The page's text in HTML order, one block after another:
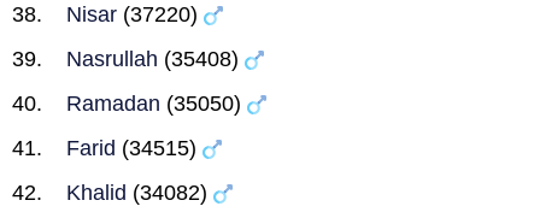
Nisar (37220)
Nasrullah (35408)
Ramadan (35050)
Farid (34515)
Khalid (34082)